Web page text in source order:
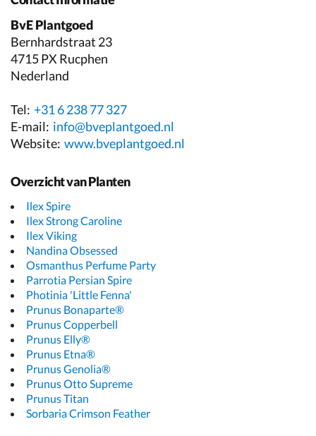
BvE Plantgoed
Bernhardstraat 23
4715 PX Rucphen
Nederland
Tel: +31 6 238 77 327
E-mail: info@bveplantgoed.nl
Website: www.bveplantgoed.nl
Overzicht van Planten
Ilex Spire
Ilex Strong Caroline
Ilex Viking
Nandina Obsessed
Osmanthus Perfume Party
Parrotia Persian Spire
Photinia 'Little Fenna'
Prunus Bonaparte®
Prunus Copperbell
Prunus Elly®
Prunus Etna®
Prunus Genolia®
Prunus Otto Supreme
Prunus Titan
Sorbaria Crimson Feather